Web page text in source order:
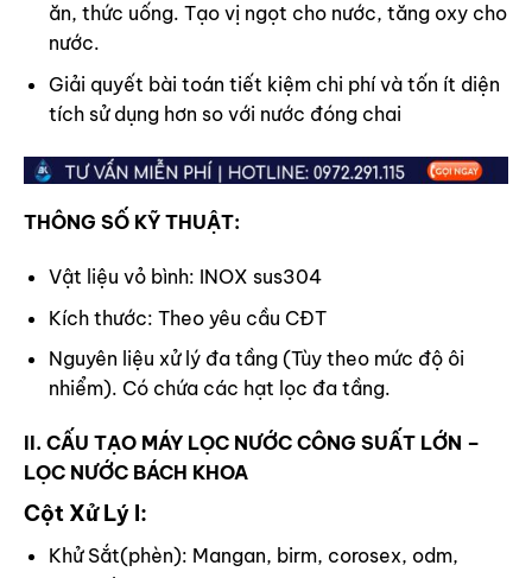
ăn, thức uống. Tạo vị ngọt cho nước, tăng oxy cho
nước.
Giải quyết bài toán tiết kiệm chi phí và tốn ít diện
tích sử dụng hơn so với nước đóng chai
THÔNG SỐ KỸ THUẬT:
Vật liệu vỏ bình: INOX sus304
Kích thước: Theo yêu cầu CĐT
Nguyên liệu xử lý đa tầng (Tùy theo mức độ ôi
nhiểm). Có chứa các hạt lọc đa tầng.
II. CẤU TẠO MÁY LỌC NƯỚC CÔNG SUẤT LỚN –
LỌC NƯỚC BÁCH KHOA
Cột Xử Lý I:
Khử Sắt(phèn): Mangan, birm, corosex, odm,